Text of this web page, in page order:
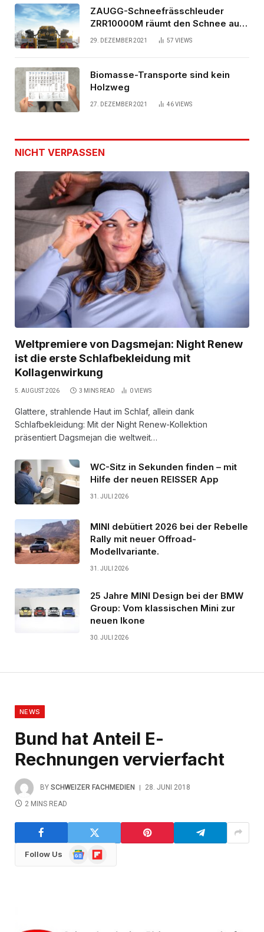
ZAUGG-Schneefrässchleuder
ZRR10000M räumt den Schnee auf
schwedischen Gleisen
29. DEZEMBER 2021 57 VIEWS
Biomasse-Transporte sind kein
Holzweg
27. DEZEMBER 2021 46VIEWS
NICHT VERPASSEN
Weltpremiere von Dagsmejan: Night Renew
ist die erste Schlafbekleidung mit
Kollagenwirkung
5. AUGUST 2026 3 MINS READ 0VIEWS
Glattere, strahlende Haut im Schlaf, allein dank
Schlafbekleidung: Mit der Night Renew-Kollektion
präsentiert Dagsmejan die weltweit…
WC-Sitz in Sekunden finden – mit
Hilfe der neuen REISSER App
31. JULI 2026
MINI debütiert 2026 bei der Rebelle
Rally mit neuer Offroad-
Modellvariante.
31. JULI 2026
25 Jahre MINI Design bei der BMW
Group: Vom klassischen Mini zur
neuen Ikone
30. JULI 2026
NEWS
Bund hat Anteil E-
Rechnungen vervierfacht
BY SCHWEIZER FACHMEDIEN
28. JUNI 2018
2 MINS READ
Follow Us
GoogleFlipboard